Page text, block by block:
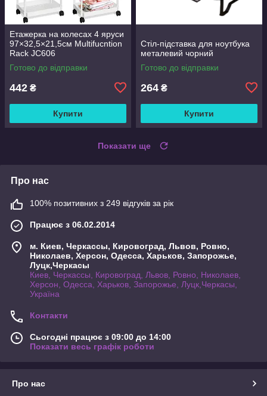
Етажерка на колесах 4 яруси
97×32,5×21,5см Multifucntion
Rack JC606
Готово до відправки
442 ₴
Купити
Стіл-підставка для ноутбука
металевий чорний
Готово до відправки
264 ₴
Купити
Показати ще
Про нас
100% позитивних з 249 відгуків за рік
Працює з 06.02.2014
м. Киев, Черкассы, Кировоград, Львов, Ровно,
Николаев, Херсон, Одесса, Харьков, Запорожье,
Луцк,Черкасы
Киев, Черкассы, Кировоград, Львов, Ровно, Николаев,
Херсон, Одесса, Харьков, Запорожье, Луцк,Черкасы,
Україна
Контакти
Сьогодні працює з 09:00 до 14:00
Показати весь графік роботи
Про нас